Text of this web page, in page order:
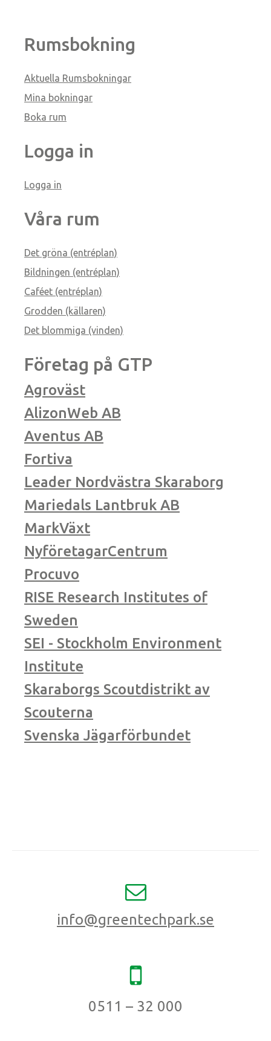
Rumsbokning
Aktuella Rumsbokningar
Mina bokningar
Boka rum
Logga in
Logga in
Våra rum
Det gröna (entréplan)
Bildningen (entréplan)
Caféet (entréplan)
Grodden (källaren)
Det blommiga (vinden)
Företag på GTP
Agroväst
AlizonWeb AB
Aventus AB
Fortiva
Leader Nordvästra Skaraborg
Mariedals Lantbruk AB
MarkVäxt
NyföretagarCentrum
Procuvo
RISE Research Institutes of
Sweden
SEI - Stockholm Environment
Institute
Skaraborgs Scoutdistrikt av
Scouterna
Svenska Jägarförbundet
info@greentechpark.se
0511 – 32 000